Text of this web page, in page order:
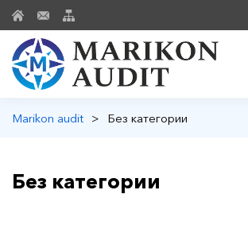
Marikon audit > Без категории
Без категории